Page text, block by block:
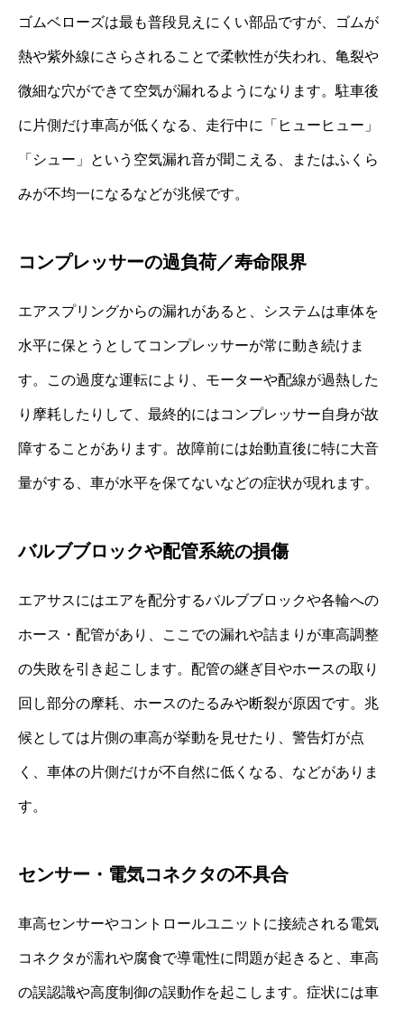
ゴムベローズは最も普段見えにくい部品ですが、ゴムが
熱や紫外線にさらされることで柔軟性が失われ、亀裂や
微細な穴ができて空気が漏れるようになります。駐車後
に片側だけ車高が低くなる、走行中に「ヒューヒュー」
「シュー」という空気漏れ音が聞こえる、またはふくら
みが不均一になるなどが兆候です。
コンプレッサーの過負荷／寿命限界
エアスプリングからの漏れがあると、システムは車体を
水平に保とうとしてコンプレッサーが常に動き続けま
す。この過度な運転により、モーターや配線が過熱した
り摩耗したりして、最終的にはコンプレッサー自身が故
障することがあります。故障前には始動直後に特に大音
量がする、車が水平を保てないなどの症状が現れます。
バルブブロックや配管系統の損傷
エアサスにはエアを配分するバルブブロックや各輪への
ホース・配管があり、ここでの漏れや詰まりが車高調整
の失敗を引き起こします。配管の継ぎ目やホースの取り
回し部分の摩耗、ホースのたるみや断裂が原因です。兆
候としては片側の車高が挙動を見せたり、警告灯が点
く、車体の片側だけが不自然に低くなる、などがありま
す。
センサー・電気コネクタの不具合
車高センサーやコントロールユニットに接続される電気
コネクタが濡れや腐食で導電性に問題が起きると、車高
の誤認識や高度制御の誤動作を起こします。症状には車